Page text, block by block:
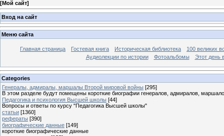
[Мой сайт]
Вход на сайт
Меню сайта
Главная страница Гостевая книга Историческая библиотека
100 великих
Аудиолекции по истории
Фотоальбомы Этот день
Categories
Генералы, адмиралы, маршалы Второй мировой войны [295]
В этом разделе будут помещены короткие биографии генералов, адмиралов,
Педагогика и психология Высшей школы [44]
Вопросы и ответы по курсу "Педагогика Высшей школы"
статьи [1360]
рефераты [390]
биографические данные [149]
короткие биографические данные